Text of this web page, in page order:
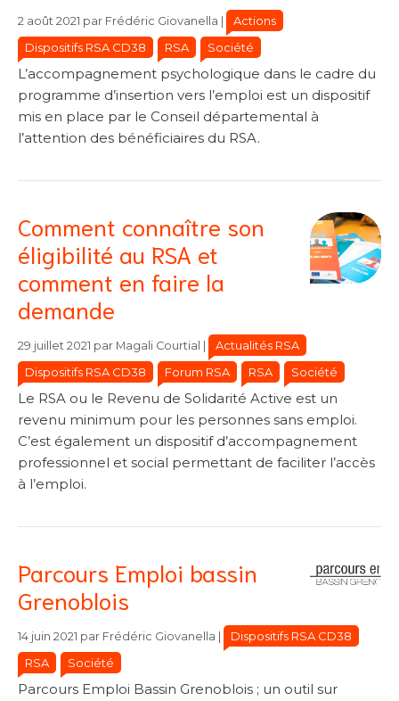
2 août 2021 par Frédéric Giovanella Catégories
Catégories
Actions
Dispositifs RSA CD38
RSA Société
L’accompagnement psychologique dans le cadre du
programme d’insertion vers l’emploi est un dispositif
mis en place par le Conseil départemental à
l’attention des bénéficiaires du RSA.
Comment connaître son
éligibilité au RSA et
comment en faire la
demande
29 juillet 2021 par Magali Courtial Catégories
Catégories
Actualités RSA
Dispositifs RSA CD38
Forum RSA RSA Société
Le RSA ou le Revenu de Solidarité Active est un
revenu minimum pour les personnes sans emploi.
C’est également un dispositif d’accompagnement
professionnel et social permettant de faciliter l’accès
à l’emploi.
Parcours Emploi bassin
Grenoblois
14 juin 2021 par Frédéric Giovanella Catégories
Catégories
Dispositifs RSA CD38
RSA
Société
Parcours Emploi Bassin Grenoblois ; un outil sur